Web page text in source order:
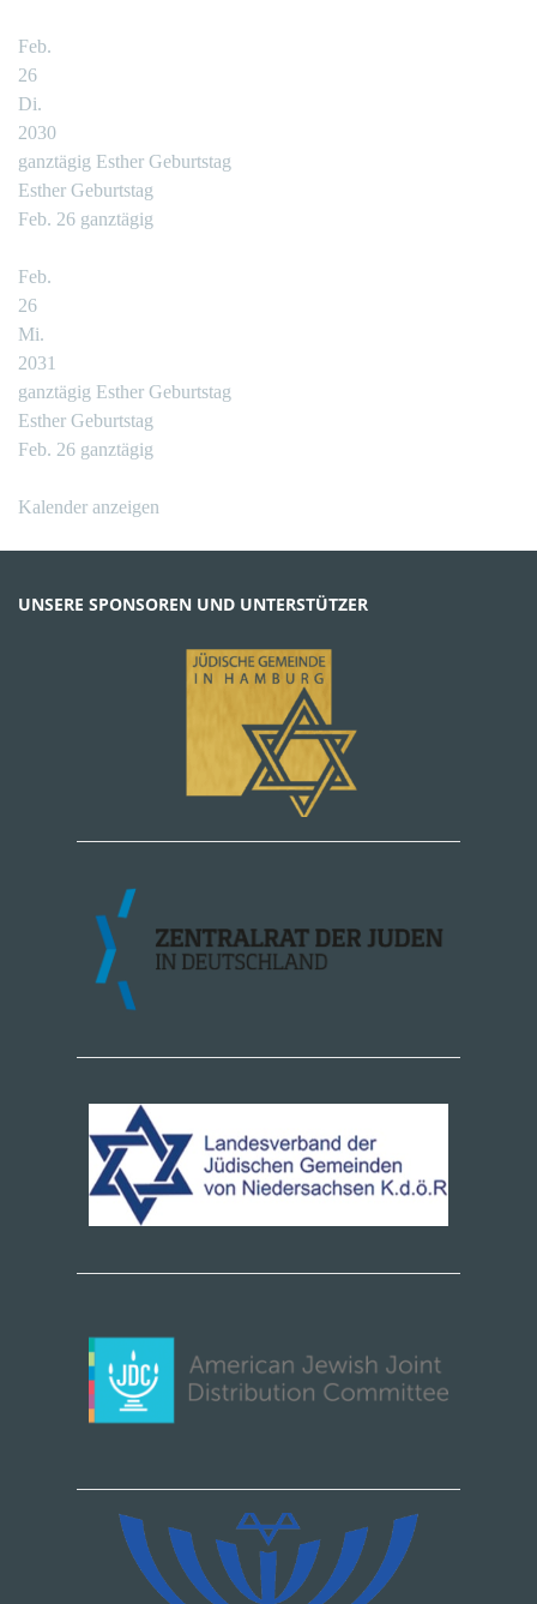
Feb.
26
Di.
2030
ganztägig Esther Geburtstag
Esther Geburtstag
Feb. 26 ganztägig
Feb.
26
Mi.
2031
ganztägig Esther Geburtstag
Esther Geburtstag
Feb. 26 ganztägig
Kalender anzeigen
UNSERE SPONSOREN UND UNTERSTÜTZER